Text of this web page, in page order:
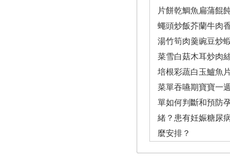
片餅乾鯛魚扁蒲餛
蠅頭炒飯芥蘭牛肉
湯竹筍肉羹豌豆炒
菜雪白菇木耳炒肉
培根彩蔬白玉鱸魚
菜單吞嚥期寶寶一
單如何判斷和預防
緒？患有妊娠糖尿
麼安排？